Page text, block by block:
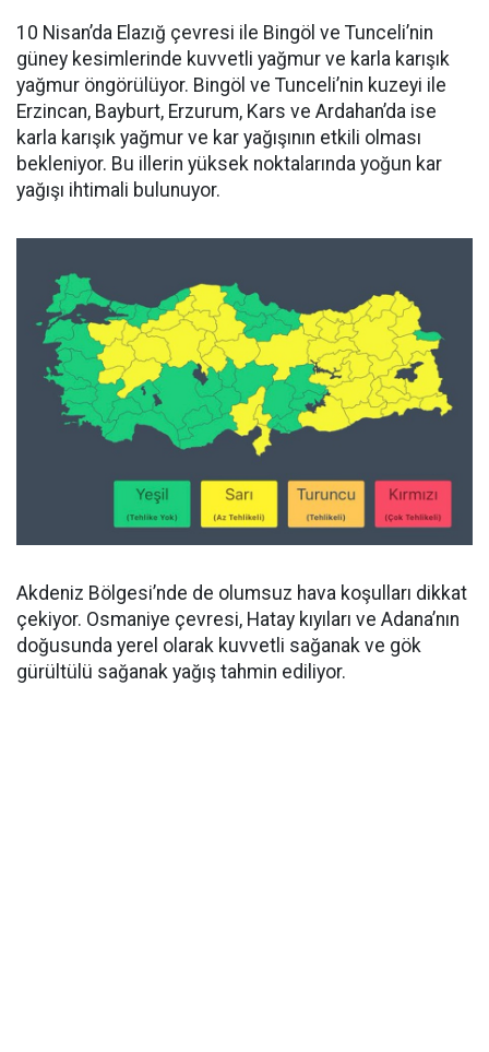
10 Nisan’da Elazığ çevresi ile Bingöl ve Tunceli’nin
güney kesimlerinde kuvvetli yağmur ve karla karışık
yağmur öngörülüyor. Bingöl ve Tunceli’nin kuzeyi ile
Erzincan, Bayburt, Erzurum, Kars ve Ardahan’da ise
karla karışık yağmur ve kar yağışının etkili olması
bekleniyor. Bu illerin yüksek noktalarında yoğun kar
yağışı ihtimali bulunuyor.
Akdeniz Bölgesi’nde de olumsuz hava koşulları dikkat
çekiyor. Osmaniye çevresi, Hatay kıyıları ve Adana’nın
doğusunda yerel olarak kuvvetli sağanak ve gök
gürültülü sağanak yağış tahmin ediliyor.